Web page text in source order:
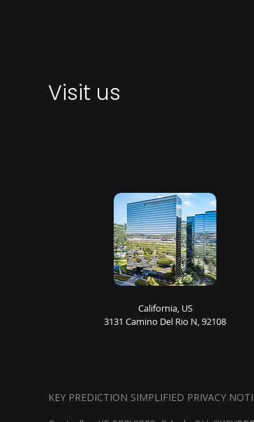
Visit us
California, US
3131 Camino Del Rio N, 92108
KEY PREDICTION SIMPLIFIED PRIVACY